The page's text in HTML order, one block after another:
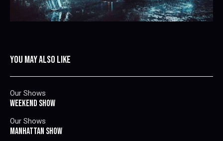
YOU MAY ALSO LIKE
Our Shows
WEEKEND SHOW
Our Shows
MANHATTAN SHOW